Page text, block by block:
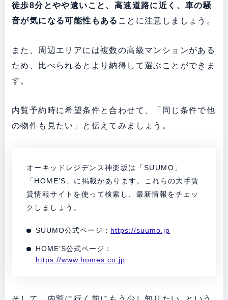
徒歩8分とやや遠いこと、高速道路に近く、車の騒
音が気になる可能性もある ことに注意しましょう。
また、周辺エリアには複数の高級マンションがある
ため、比べられるとより納得して選ぶことができま
す。
内覧予約時に希望条件と合わせて、「同じ条件で他
の物件も見たい」と伝えてみましょう。
オーキッドレジデンス神楽坂は「SUUMO」
「HOME’S」に掲載があります。これらの大手賃
貸情報サイトを使って検索し、最新情報をチェッ
クしましょう。
SUUMO公式ページ： https://suumo.jp
HOME’S公式ページ：
https://www.homes.co.jp